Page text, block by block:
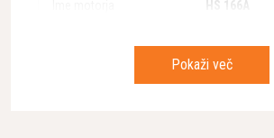
HS 166A
Kompozit
Pokaži več